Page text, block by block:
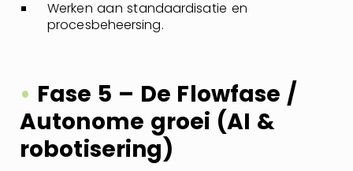
Werken aan standaardisatie en
procesbeheersing.
• Fase 5 – De Flowfase /
Autonome groei (AI &
robotisering)